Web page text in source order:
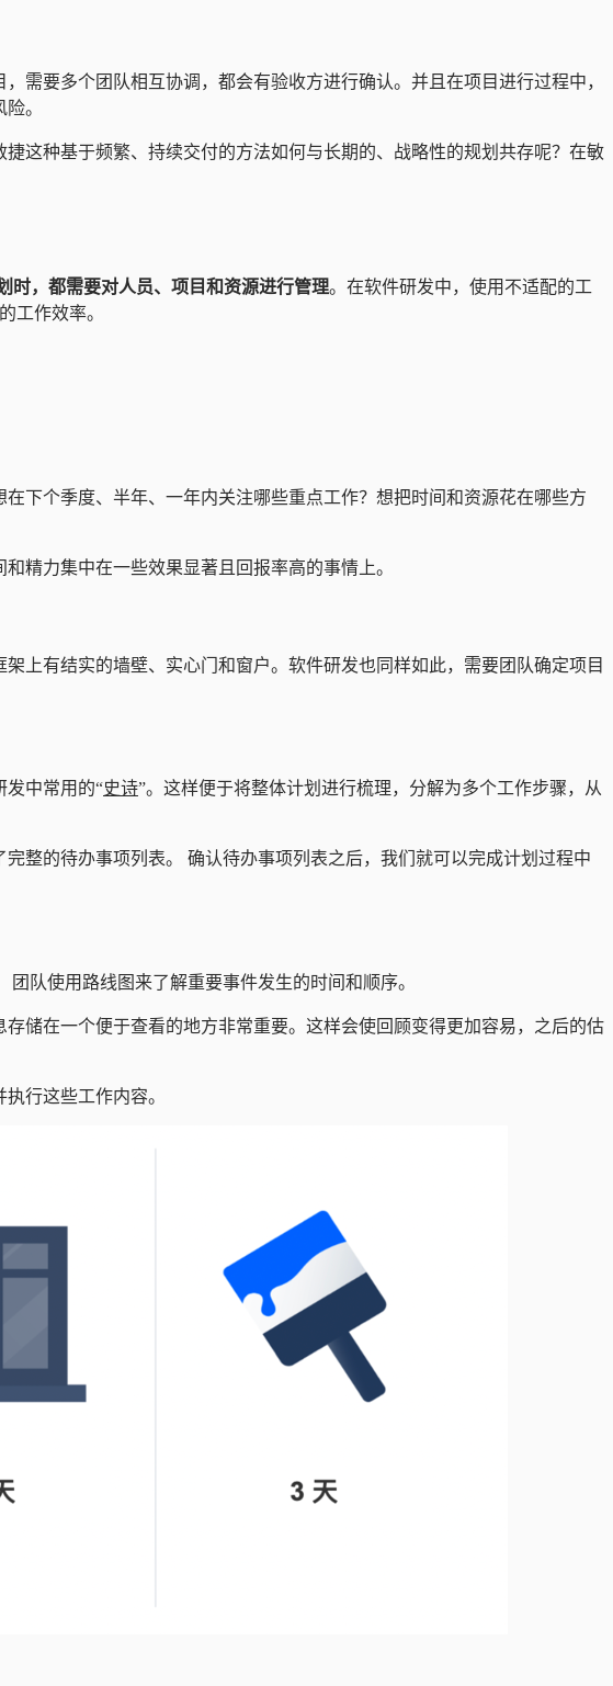
需要多个团队相互协调，都会有验收方进行确认。并且在项目进行过程中，
。
捷这种基于频繁、持续交付的方法如何与长期的、战略性的规划共存呢？在敏
时，都需要对人员、项目和资源进行管理。在软件研发中，使用不适配的工
工作效率。
下个季度、半年、一年内关注哪些重点工作？想把时间和资源花在哪些方
精力集中在一些效果显著且回报率高的事情上。
上有结实的墙壁、实心门和窗户。软件研发也同样如此，需要团队确定项目
发中常用的“史诗”。这样便于将整体计划进行梳理，分解为多个工作步骤，从
整的待办事项列表。 确认待办事项列表之后，我们就可以完成计划过程中
队使用路线图来了解重要事件发生的时间和顺序。
储在一个便于查看的地方非常重要。这样会使回顾变得更加容易，之后的估
行这些工作内容。